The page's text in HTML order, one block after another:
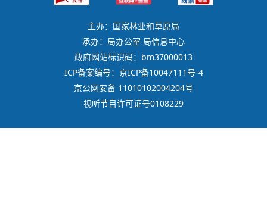
主办：国家林业和草原局
承办：局办公室 局信息中心
政府网站标识码：bm37000013
ICP备案编号：京ICP备10047111号-4
京公网安备 11010102004204号
视听节目许可证号0108229